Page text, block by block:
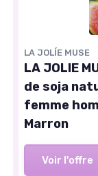
LA JOLÍE MUSE
LA JOLIE
de soja
femme
Marron
Voir l'offre